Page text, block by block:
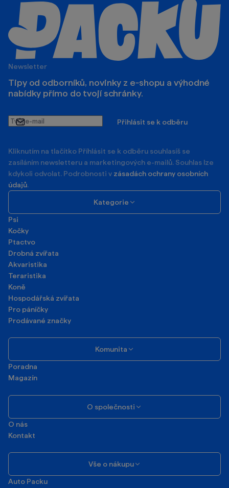
Newsletter
Tipy od odborníků, novinky z e‑shopu a výhodné
nabídky přímo do tvojí schránky.
Tvůj
e-
Přihlásit se k odběru
Kliknutím na tlačítko Příhlásit se k odběru souhlasíš se
zasíláním newsletteru a marketingových e-mailů. Souhlas lze
kdykoli odvolat. Podrobnosti v zásadách ochrany osobních
údajů.
Kategorie
Psi
Kočky
Ptactvo
Drobná zvířata
Akvaristika
Teraristika
Koně
Hospodářská zvířata
Pro páníčky
Prodávané značky
Komunita
Poradna
Magazín
O společnosti
O nás
Kontakt
Vše o nákupu
Auto Packu